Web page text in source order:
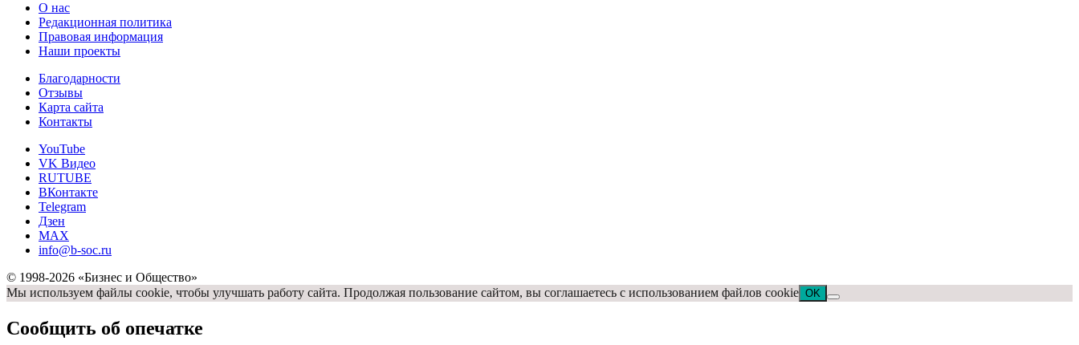
О нас
Редакционная политика
Правовая информация
Наши проекты
Благодарности
Отзывы
Карта сайта
Контакты
YouTube
VK Видео
RUTUBE
ВКонтакте
Telegram
Дзен
MAX
info@b-soc.ru
© 1998-2026 «Бизнес и Общество»
Мы используем файлы cookie, чтобы улучшать работу сайта. Продолжая пользование сайтом, вы соглашаетесь с использованием файлов cookie OK
Сообщить об опечатке